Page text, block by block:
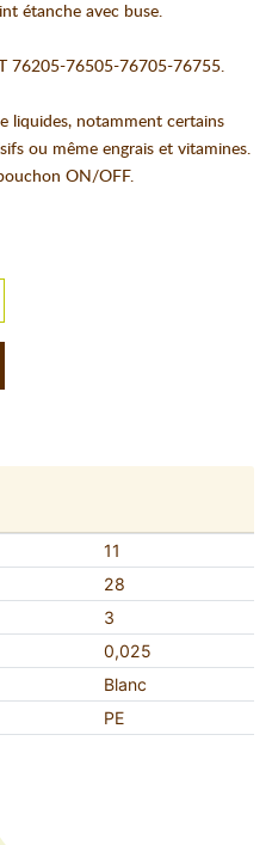
étanche avec buse.
76205-76505-76705-76755.
liquides, notamment certains
ou même engrais et vitamines.
ON/OFF.
11
28
3
0,025
Blanc
PE